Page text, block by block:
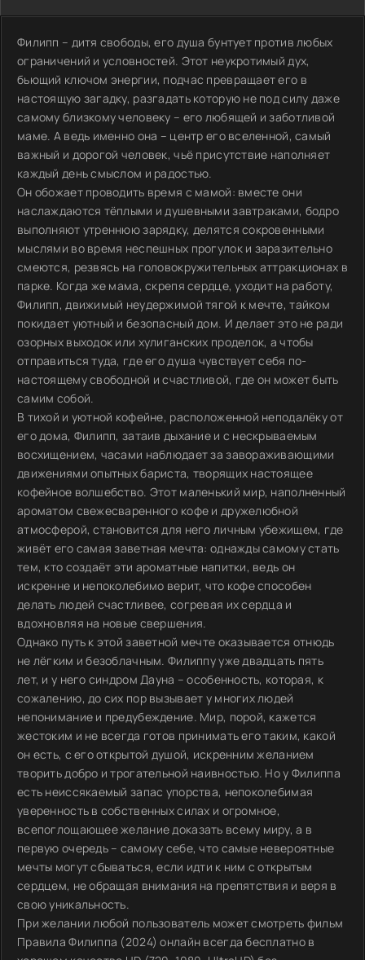
Филипп – дитя свободы, его душа бунтует против любых
ограничений и условностей. Этот неукротимый дух,
бьющий ключом энергии, подчас превращает его в
настоящую загадку, разгадать которую не под силу даже
самому близкому человеку – его любящей и заботливой
маме. А ведь именно она – центр его вселенной, самый
важный и дорогой человек, чьё присутствие наполняет
каждый день смыслом и радостью.
Он обожает проводить время с мамой: вместе они
наслаждаются тёплыми и душевными завтраками, бодро
выполняют утреннюю зарядку, делятся сокровенными
мыслями во время неспешных прогулок и заразительно
смеются, резвясь на головокружительных аттракционах в
парке. Когда же мама, скрепя сердце, уходит на работу,
Филипп, движимый неудержимой тягой к мечте, тайком
покидает уютный и безопасный дом. И делает это не ради
озорных выходок или хулиганских проделок, а чтобы
отправиться туда, где его душа чувствует себя по-
настоящему свободной и счастливой, где он может быть
самим собой.
В тихой и уютной кофейне, расположенной неподалёку от
его дома, Филипп, затаив дыхание и с нескрываемым
восхищением, часами наблюдает за завораживающими
движениями опытных бариста, творящих настоящее
кофейное волшебство. Этот маленький мир, наполненный
ароматом свежесваренного кофе и дружелюбной
атмосферой, становится для него личным убежищем, где
живёт его самая заветная мечта: однажды самому стать
тем, кто создаёт эти ароматные напитки, ведь он
искренне и непоколебимо верит, что кофе способен
делать людей счастливее, согревая их сердца и
вдохновляя на новые свершения.
Однако путь к этой заветной мечте оказывается отнюдь
не лёгким и безоблачным. Филиппу уже двадцать пять
лет, и у него синдром Дауна – особенность, которая, к
сожалению, до сих пор вызывает у многих людей
непонимание и предубеждение. Мир, порой, кажется
жестоким и не всегда готов принимать его таким, какой
он есть, с его открытой душой, искренним желанием
творить добро и трогательной наивностью. Но у Филиппа
есть неиссякаемый запас упорства, непоколебимая
уверенность в собственных силах и огромное,
всепоглощающее желание доказать всему миру, а в
первую очередь – самому себе, что самые невероятные
мечты могут сбываться, если идти к ним с открытым
сердцем, не обращая внимания на препятствия и веря в
свою уникальность.
При желании любой пользователь может смотреть фильм
Правила Филиппа (2024) онлайн всегда бесплатно в